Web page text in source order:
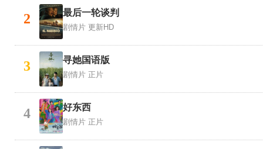
2 最后一轮谈判
剧情片 更新HD
3 寻她国语版
剧情片 正片
4 好东西
剧情片 正片